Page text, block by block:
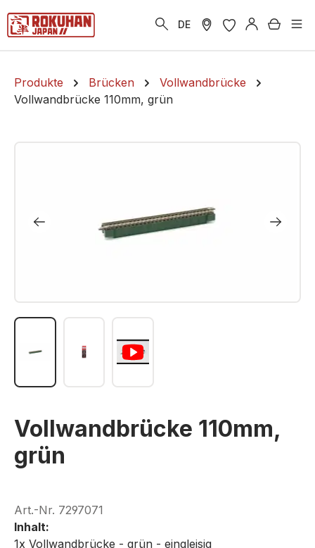
springen DE
Produkte Brücken
Vollwandbrücke
Vollwandbrücke 110mm, grün
Bildergalerie überspringen
Vollwandbrücke 110mm,
grün
Art.-Nr. 7297071
Inhalt:
1x Vollwandbrücke - grün - eingleisig